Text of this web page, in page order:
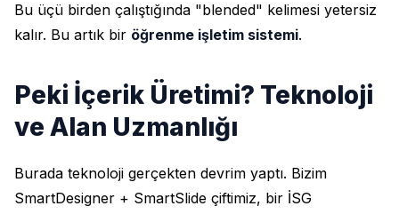
Bu üçü birden çalıştığında "blended" kelimesi yetersiz
kalır. Bu artık bir öğrenme işletim sistemi.
Peki İçerik Üretimi? Teknoloji
ve Alan Uzmanlığı
Burada teknoloji gerçekten devrim yaptı. Bizim
SmartDesigner + SmartSlide çiftimiz, bir İSG